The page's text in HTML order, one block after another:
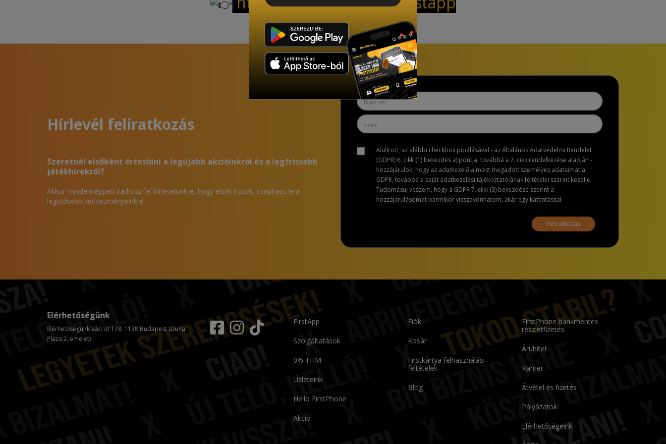
Hírlevél feliratkozás
Szeretnél elsőként értesülni a legújabb akcióinkról és a legfrissebb
játékhírekről?
Akkor mindenképpen iratkozz fel hírlevelünkre, hogy elsők között csaphass le a
legütősebb kedvezményeinkre.
Alulírott, az alábbi checkbox pipálásával - az Általános Adatvédelmi Rendelet
(GDPR) 6. cikk (1) bekezdés a) pontja, továbbá a 7. cikk rendelkezése alapján -
hozzájárulok, hogy az adatkezelő a most megadott személyes adataimat a
GDPR, továbbá a saját adatkezelési tájékoztatójának feltételei szerint kezelje.
Tudomásul veszem, hogy a GDPR 7. cikk (3) bekezdése szerint a
hozzájárulásomat bármikor visszavonhatom, akár egy kattintással.
Feliratkozás
FirstApp
Szolgáltatások
0% THM
Üzleteink
Hello FirstPhone
Akció
Fiók
Kosár
Firstkártya felhasználási
feltételek
Blog
FirstPhone bankmentes
részletfizetés
Áruhitel
Karrier
Átvétel és fizetés
Pályázatok
Elérhetőségeink
Elérhetőségünk
Elérhetőségünk Váci út 178. 1138 Budapest (Duna
Plaza 2. emelet)